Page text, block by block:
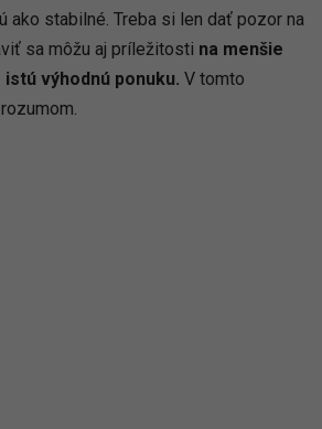
ako stabilné. Treba si len dať pozor na
sa môžu aj príležitosti na menšie
výhodnú ponuku. V tomto